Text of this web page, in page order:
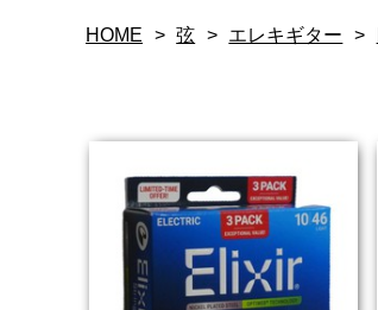
HOME > 弦 > エレキギター >